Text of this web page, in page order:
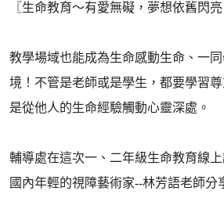
〖生命教育～有愛無礙，夢想依舊閃亮
教學場域也能成為生命感動生命、一
境！不管是老師或是學生，都要學習
是從他人的生命經驗觸動心靈深處。
輔導處在這次一、二年級生命教育線
國內年輕的視障藝術家--林芳語老師分